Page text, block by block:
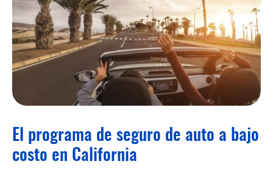
El programa de seguro de auto a bajo
costo en California